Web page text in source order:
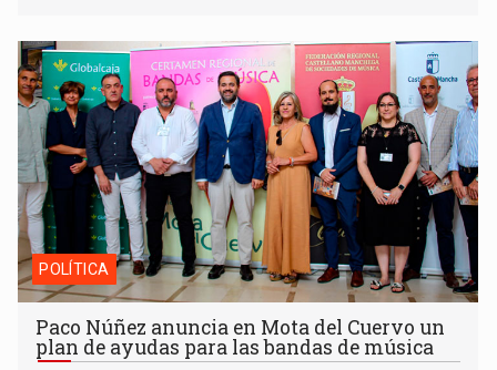
Paco Núñez anuncia en Mota del Cuervo un plan de ayudas
para las bandas de música
POLÍTICA
Paco Núñez anuncia en Mota del Cuervo un
plan de ayudas para las bandas de música